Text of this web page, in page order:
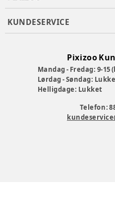
KUNDESERVICE
Pixizoo
Mandag - Fredag: 9-
Lørdag - Søndag:
Helligdage: Lukket
Telefon: